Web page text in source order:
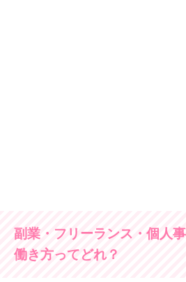
副業・フリーランス・個人
働き方ってどれ？